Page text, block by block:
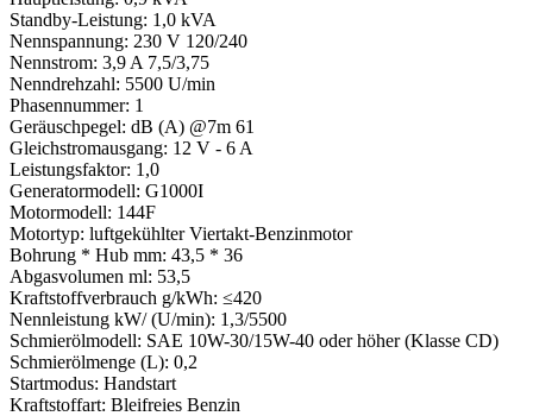
Standby-Leistung: 1,0 kVA
Nennspannung: 230 V 120/240
Nennstrom: 3,9 A 7,5/3,75
Nenndrehzahl: 5500 U/min
Phasennummer: 1
Geräuschpegel: dB (A) @7m 61
Gleichstromausgang: 12 V - 6 A
Leistungsfaktor: 1,0
Generatormodell: G1000I
Motormodell: 144F
Motortyp: luftgekühlter Viertakt-Benzinmotor
Bohrung * Hub mm: 43,5 * 36
Abgasvolumen ml: 53,5
Kraftstoffverbrauch g/kWh: ≤420
Nennleistung kW/ (U/min): 1,3/5500
Schmierölmodell: SAE 10W-30/15W-40 oder höher (Klasse CD)
Schmierölmenge (L): 0,2
Startmodus: Handstart
Kraftstoffart: Bleifreies Benzin